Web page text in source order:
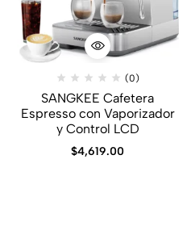
(0)
SANGKEE Cafetera
Espresso con Vaporizador
y Control LCD
$4,619.00